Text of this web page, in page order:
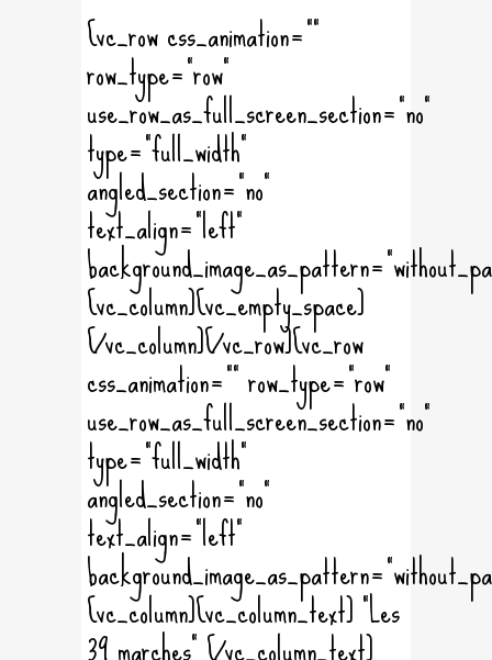
[vc_row css_animation=""
row_type="row"
use_row_as_full_screen_section="no"
type="full_width"
angled_section="no"
text_align="left"
[vc_column][vc_empty_space]
[/vc_column][/vc_row][vc_row
css_animation="" row_type="row"
use_row_as_full_screen_section="no"
type="full_width"
angled_section="no"
text_align="left"
[vc_column][vc_column_text] "Les